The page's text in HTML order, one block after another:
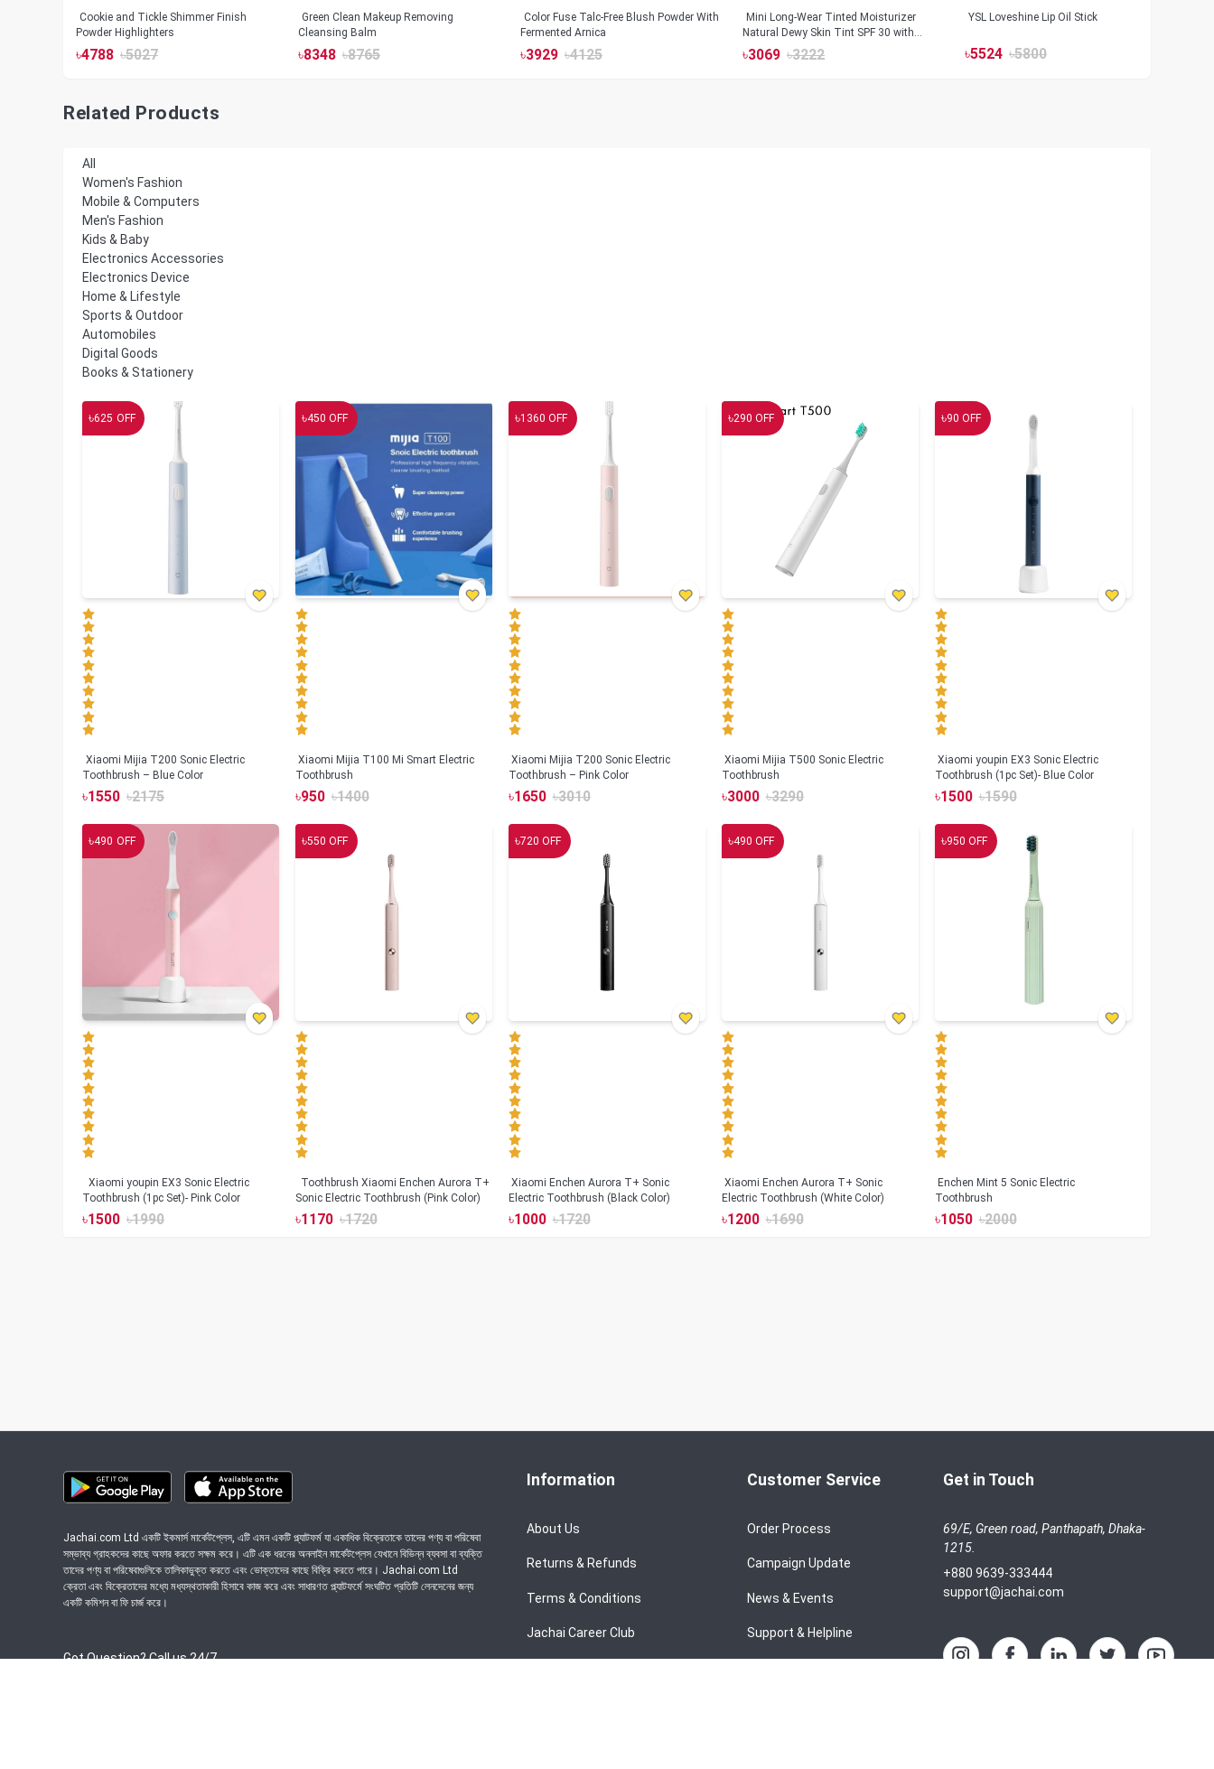
Cookie and Tickle Shimmer Finish
Powder Highlighters
৳4788 ৳5027
Green Clean Makeup Removing
Cleansing Balm
৳8348 ৳8765
Color Fuse Talc-Free Blush Powder With
Fermented Arnica
৳3929 ৳4125
Mini Long-Wear Tinted Moisturizer
Natural Dewy Skin Tint SPF 30 with
Hyaluronic Acid
৳3069 ৳3222
YSL Loveshine Lip Oil Stick
৳5524 ৳5800
Related Products
All
Women's Fashion
Mobile & Computers
Men's Fashion
Kids & Baby
Electronics Accessories
Electronics Device
Home & Lifestyle
Sports & Outdoor
Automobiles
Digital Goods
Books & Stationery
৳625 OFF
Xiaomi Mijia T200 Sonic Electric
Toothbrush – Blue Color
৳1550 ৳2175
৳450 OFF
Xiaomi Mijia T100 Mi Smart Electric
Toothbrush
৳950 ৳1400
৳1360 OFF
Xiaomi Mijia T200 Sonic Electric
Toothbrush – Pink Color
৳1650 ৳3010
৳290 OFF
Xiaomi Mijia T500 Sonic Electric
Toothbrush
৳3000 ৳3290
৳90 OFF
Xiaomi youpin EX3 Sonic Electric
Toothbrush (1pc Set)- Blue Color
৳1500 ৳1590
৳490 OFF
Toothbrush (1pc Set)- Pink Color
৳1500 ৳1990
৳550 OFF
Toothbrush Xiaomi Enchen Aurora T+
Sonic Electric Toothbrush (Pink Color)
৳1170 ৳1720
৳720 OFF
Xiaomi Enchen Aurora T+ Sonic
Electric Toothbrush (Black Color)
৳1000 ৳1720
৳490 OFF
Xiaomi Enchen Aurora T+ Sonic
Electric Toothbrush (White Color)
৳1200 ৳1690
৳950 OFF
Enchen Mint 5 Sonic Electric
Toothbrush
৳1050 ৳2000
Jachai.com Ltd একটি ইকমার্স মার্কেটপ্লেস, এটি এমন একটি প্ল্যাটফর্ম যা একাধিক বিক্রেতাকে তাদের পণ্য বা পরিষেবা
সম্ভাব্য গ্রাহকদের কাছে অফার করতে সক্ষম করে। এটি এক ধরনের অনলাইন মার্কেটপ্লেস যেখানে বিভিন্ন ব্যবসা বা ব্যক্তি
তাদের পণ্য বা পরিষেবাগুলিকে তালিকাভুক্ত করতে এবং ভোক্তাদের কাছে বিক্রি করতে পারে। Jachai.com Ltd
ক্রেতা এবং বিক্রেতাদের মধ্যে মধ্যস্থতাকারী হিসাবে কাজ করে এবং সাধারণত প্ল্যাটফর্মে সংঘটিত প্রতিটি লেনদেনের জন্য
একটি কমিশন বা ফি চার্জ করে।
Got Question? Call us 24/7
Information
About Us
Returns & Refunds
Terms & Conditions
Jachai Career Club
Customer Service
Order Process
Campaign Update
News & Events
Support & Helpline
Get in Touch
69/E, Green road, Panthapath, Dhaka-
1215.
+880 9639-333444
support@jachai.com